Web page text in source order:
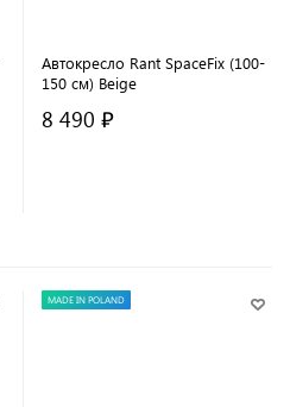
Автокресло Rant SpaceFix (100-
150 см) Beige
8 490 ₽
MADE IN POLAND